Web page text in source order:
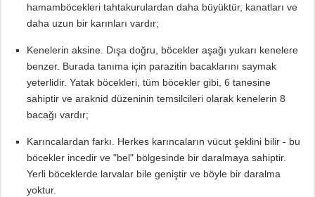
hamamböcekleri tahtakurulardan daha büyüktür, kanatları ve
daha uzun bir karınları vardır;
Kenelerin aksine. Dışa doğru, böcekler aşağı yukarı kenelere
benzer. Burada tanıma için parazitin bacaklarını saymak
yeterlidir. Yatak böcekleri, tüm böcekler gibi, 6 tanesine
sahiptir ve araknid düzeninin temsilcileri olarak kenelerin 8
bacağı vardır;
Karıncalardan farkı. Herkes karıncaların vücut şeklini bilir - bu
böcekler incedir ve "bel" bölgesinde bir daralmaya sahiptir.
Yerli böceklerde larvalar bile geniştir ve böyle bir daralma
yoktur.